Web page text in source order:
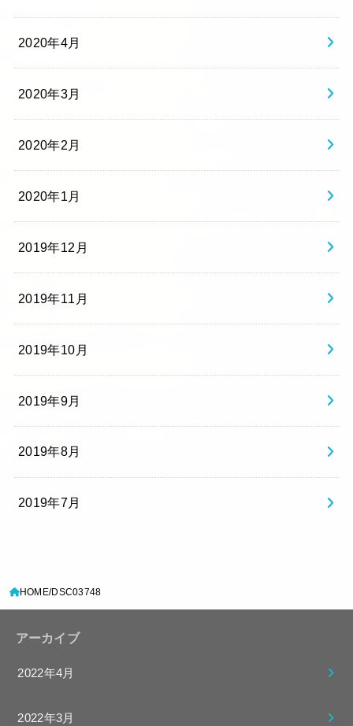
2020年4月
2020年3月
2020年2月
2020年1月
2019年12月
2019年11月
2019年10月
2019年9月
2019年8月
2019年7月
HOME DSC03748
アーカイブ
2022年4月
2022年3月